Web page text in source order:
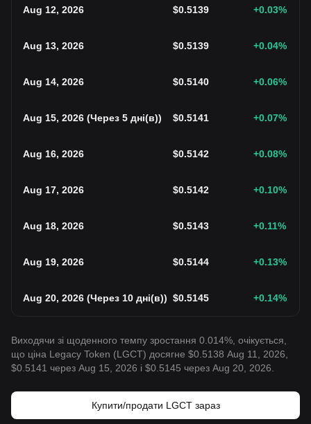
Aug 12, 2026 $0.5139 +0.03%
Aug 13, 2026 $0.5139 +0.04%
Aug 14, 2026 $0.5140 +0.06%
Aug 15, 2026 (Через 5 дні(в)) $0.5141 +0.07%
Aug 16, 2026 $0.5142 +0.08%
Aug 17, 2026 $0.5142 +0.10%
Aug 18, 2026 $0.5143 +0.11%
Aug 19, 2026 $0.5144 +0.13%
Aug 20, 2026 (Через 10 дні(в)) $0.5145 +0.14%
Виходячи зі щоденного темпу зростання 0.014%, очікується,
що ціна Legacy Token (LGCT) досягне $0.5138 Aug 11, 2026,
$0.5141 через Aug 15, 2026 і $0.5145 через Aug 20, 2026.
Купити/продати LGCT зараз